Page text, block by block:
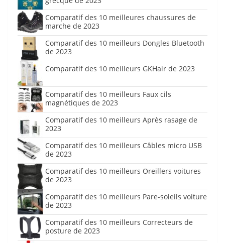
Comparatif des 10 meilleures chaussures de
marche de 2023
Comparatif des 10 meilleurs Dongles Bluetooth
de 2023
Comparatif des 10 meilleurs GKHair de 2023
Comparatif des 10 meilleurs Faux cils
magnétiques de 2023
Comparatif des 10 meilleurs Après rasage de
2023
Comparatif des 10 meilleurs Câbles micro USB
de 2023
Comparatif des 10 meilleurs Oreillers voitures
de 2023
Comparatif des 10 meilleurs Pare-soleils voiture
de 2023
Comparatif des 10 meilleurs Correcteurs de
posture de 2023